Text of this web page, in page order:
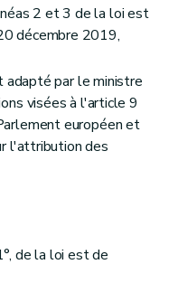
2 et 3 de la loi est
décembre 2019,
par le ministre
visées à l'article 9
européen et
l'attribution des
de la loi est de